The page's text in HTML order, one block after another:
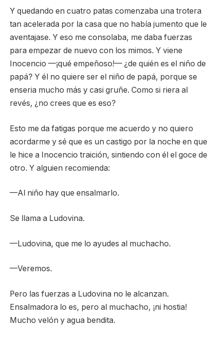
Y quedando en cuatro patas comenzaba una trotera
tan acelerada por la casa que no había jumento que le
aventajase. Y eso me consolaba, me daba fuerzas
para empezar de nuevo con los mimos. Y viene
Inocencio —¡qué empeñoso!— ¿de quién es el niño de
papá? Y él no quiere ser el niño de papá, porque se
enseria mucho más y casi gruñe. Como si riera al
revés, ¿no crees que es eso?
Esto me da fatigas porque me acuerdo y no quiero
acordarme y sé que es un castigo por la noche en que
le hice a Inocencio traición, sintiendo con él el goce de
otro. Y alguien recomienda:
—Al niño hay que ensalmarlo.
Se llama a Ludovina.
—Ludovina, que me lo ayudes al muchacho.
—Veremos.
Pero las fuerzas a Ludovina no le alcanzan.
Ensalmadora lo es, pero al muchacho, ¡ni hostia!
Mucho velón y agua bendita.